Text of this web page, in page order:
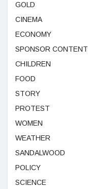
GOLD
CINEMA
ECONOMY
SPONSOR CONTENT
CHILDREN
FOOD
STORY
PROTEST
WOMEN
WEATHER
SANDALWOOD
POLICY
SCIENCE